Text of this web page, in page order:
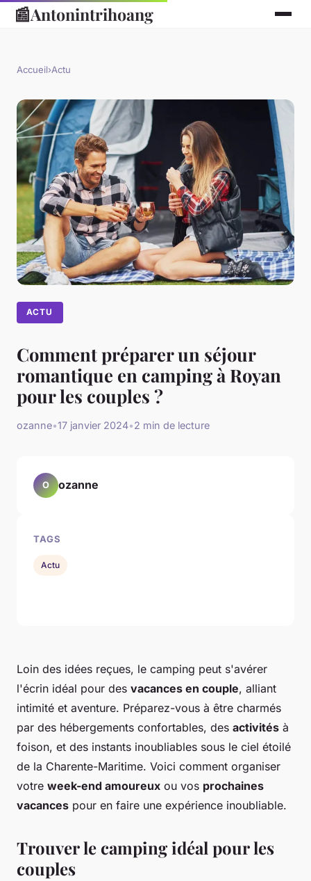
📰Antonintrihoang
Accueil›Actu
ACTU
Comment préparer un séjour
romantique en camping à Royan
pour les couples ?
ozanne•17 janvier 2024•2 min de lecture
Loin des idées reçues, le camping peut s'avérer
l'écrin idéal pour des vacances en couple, alliant
intimité et aventure. Préparez-vous à être charmés
par des hébergements confortables, des activités à
foison, et des instants inoubliables sous le ciel étoilé
de la Charente-Maritime. Voici comment organiser
votre week-end amoureux ou vos prochaines
vacances pour en faire une expérience inoubliable.
Trouver le camping idéal pour les
couples
O ozanne
TAGS
Actu